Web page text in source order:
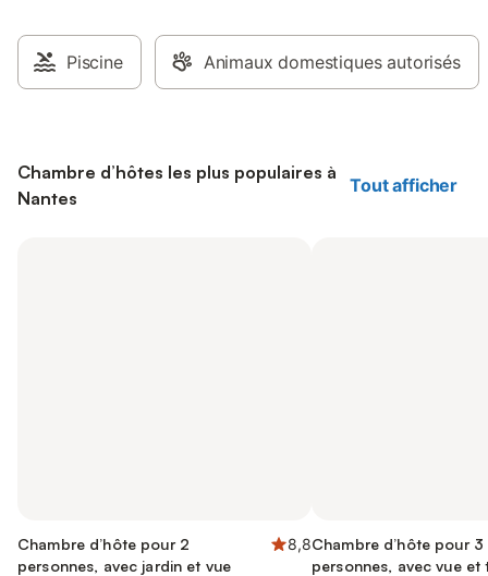
Piscine Animaux domestiques autorisés
Chambre d’hôtes les plus populaires à
Nantes
Tout afficher
Chambre d’hôte pour 2
personnes, avec jardin et vue
8,8Chambre d’hôte pour 3
personnes, avec vue et